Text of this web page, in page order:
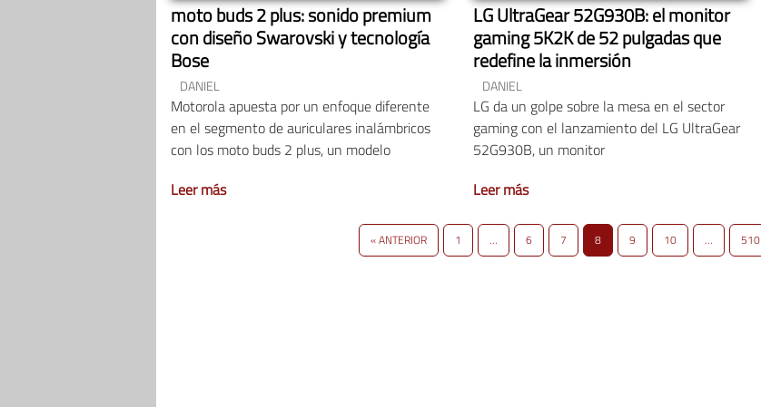
moto buds 2 plus: sonido premium
con diseño Swarovski y tecnología
Bose
DANIEL
Motorola apuesta por un enfoque diferente
en el segmento de auriculares inalámbricos
con los moto buds 2 plus, un modelo
Leer más
LG UltraGear 52G930B: el monitor
gaming 5K2K de 52 pulgadas que
redefine la inmersión
DANIEL
LG da un golpe sobre la mesa en el sector
gaming con el lanzamiento del LG UltraGear
52G930B, un monitor
Leer más
« ANTERIOR 1 … 6 7 8 9 10 … 510